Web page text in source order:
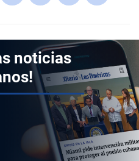
noticias